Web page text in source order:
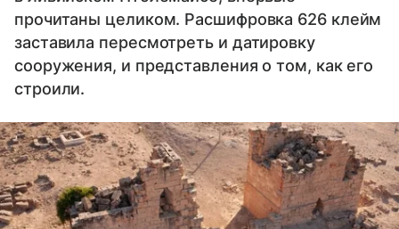
прочитаны целиком. Расшифровка 626 клейм
заставила пересмотреть и датировку
сооружения, и представления о том, как его
строили.